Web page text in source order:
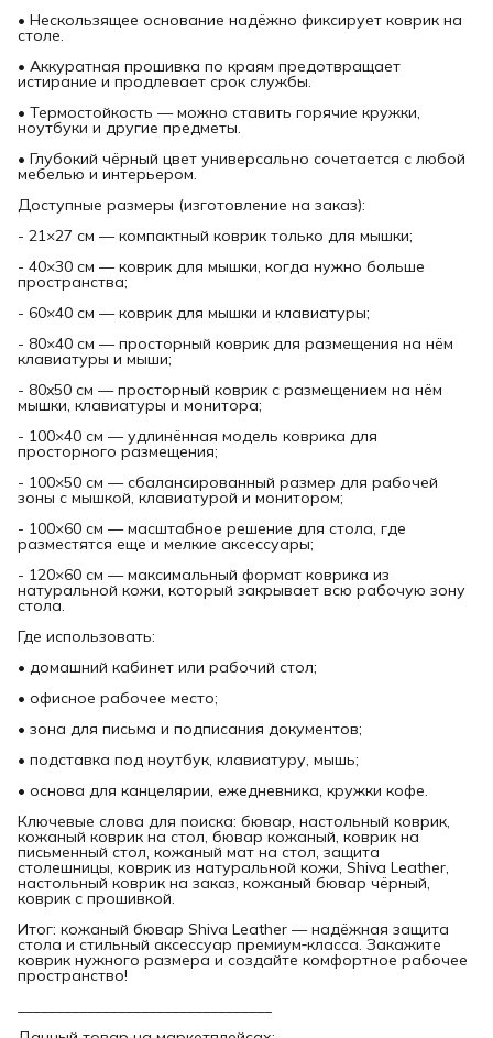
• Нескользящее основание надёжно фиксирует коврик на
столе.
• Аккуратная прошивка по краям предотвращает
истирание и продлевает срок службы.
• Термостойкость — можно ставить горячие кружки,
ноутбуки и другие предметы.
• Глубокий чёрный цвет универсально сочетается с любой
мебелью и интерьером.
Доступные размеры (изготовление на заказ):
- 21×27 см — компактный коврик только для мышки;
- 40×30 см — коврик для мышки, когда нужно больше
пространства;
- 60×40 см — коврик для мышки и клавиатуры;
- 80×40 см — просторный коврик для размещения на нём
клавиатуры и мыши;
- 80x50 см — просторный коврик с размещением на нём
мышки, клавиатуры и монитора;
- 100×40 см — удлинённая модель коврика для
просторного размещения;
- 100×50 см — сбалансированный размер для рабочей
зоны с мышкой, клавиатурой и монитором;
- 100×60 см — масштабное решение для стола, где
разместятся еще и мелкие аксессуары;
- 120×60 см — максимальный формат коврика из
натуральной кожи, который закрывает всю рабочую зону
стола.
Где использовать:
• домашний кабинет или рабочий стол;
• офисное рабочее место;
• зона для письма и подписания документов;
• подставка под ноутбук, клавиатуру, мышь;
• основа для канцелярии, ежедневника, кружки кофе.
Ключевые слова для поиска: бювар, настольный коврик,
кожаный коврик на стол, бювар кожаный, коврик на
письменный стол, кожаный мат на стол, защита
столешницы, коврик из натуральной кожи, Shiva Leather,
настольный коврик на заказ, кожаный бювар чёрный,
коврик с прошивкой.
Итог: кожаный бювар Shiva Leather — надёжная защита
стола и стильный аксессуар премиум‑класса. Закажите
коврик нужного размера и создайте комфортное рабочее
пространство!